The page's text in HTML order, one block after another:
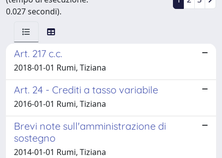
0.027 secondi).
Art. 217 c.c.
2018-01-01 Rumi, Tiziana
Art. 24 - Crediti a tasso variabile
2016-01-01 Rumi, Tiziana
Brevi note sull'amministrazione di
sostegno
2014-01-01 Rumi, Tiziana